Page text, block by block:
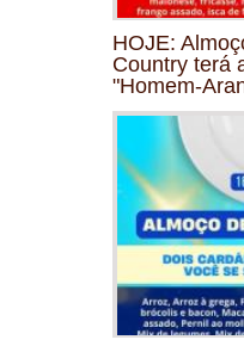
HOJE:
Country terá
"Homem-